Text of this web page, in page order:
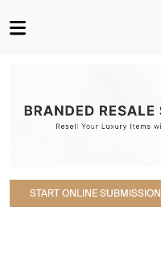
START ONLINE SUBMISSION